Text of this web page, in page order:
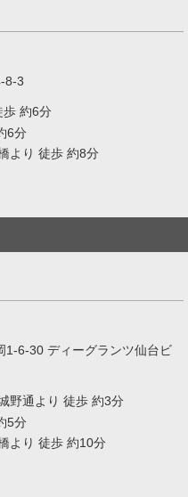
8-3
歩 約6分
6分
より 徒歩 約8分
1-6-30 ディーグランツ仙台ビ
野通より 徒歩 約3分
5分
より 徒歩 約10分